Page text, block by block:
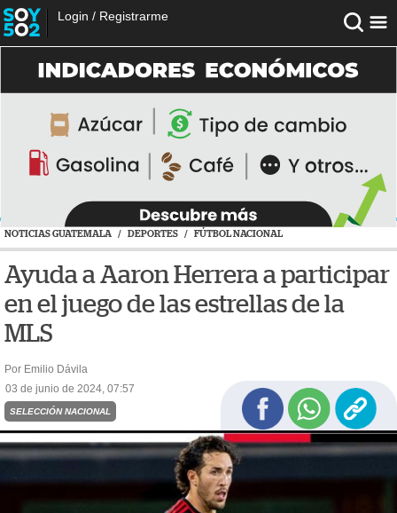
Login / Registrarme
NOTICIAS GUATEMALA / DEPORTES / FÚTBOL NACIONAL
Ayuda a Aaron Herrera a participar
en el juego de las estrellas de la
MLS
Por Emilio Dávila
03 de junio de 2024, 07:57
SELECCIÓN NACIONAL